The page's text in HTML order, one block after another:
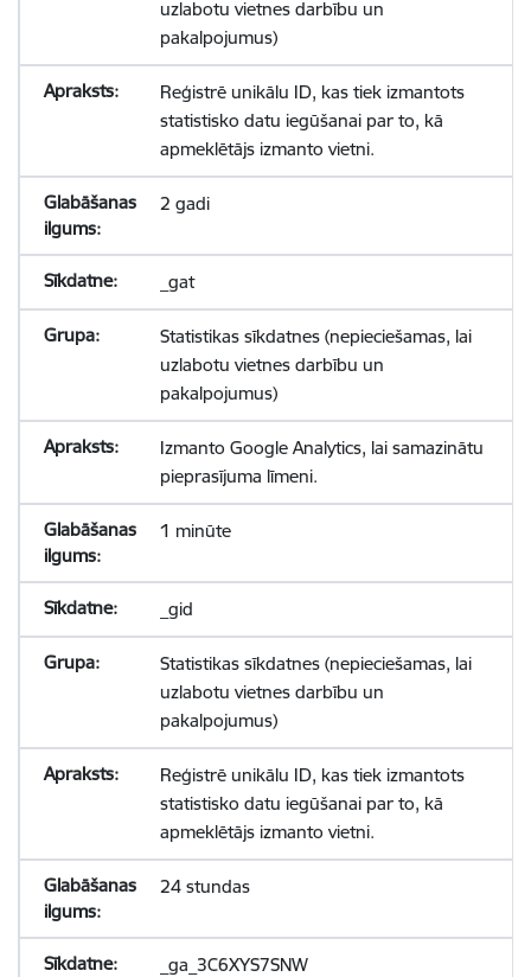
uzlabotu vietnes darbību un
pakalpojumus)
Reģistrē unikālu ID, kas tiek izmantots
statistisko datu iegūšanai par to, kā
apmeklētājs izmanto vietni.
2 gadi
_gat
Statistikas sīkdatnes (nepieciešamas, lai
uzlabotu vietnes darbību un
pakalpojumus)
Izmanto Google Analytics, lai samazinātu
pieprasījuma līmeni.
1 minūte
_gid
Statistikas sīkdatnes (nepieciešamas, lai
uzlabotu vietnes darbību un
pakalpojumus)
Reģistrē unikālu ID, kas tiek izmantots
statistisko datu iegūšanai par to, kā
apmeklētājs izmanto vietni.
24 stundas
_ga_3C6XYS7SNW